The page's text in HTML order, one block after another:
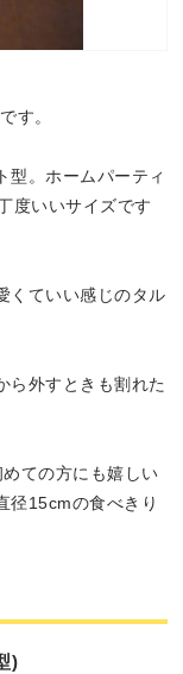
す。
型。ホームパーティ
度いいサイズです
くていい感じのタル
ら外すときも割れた
ての方にも嬉しい
径15cmの食べきり
)